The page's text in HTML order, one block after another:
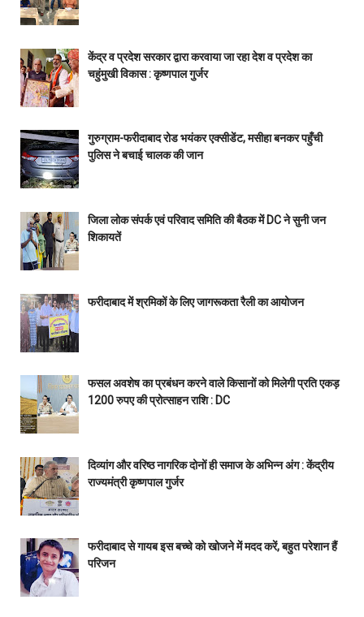
केंद्र व प्रदेश सरकार द्वारा करवाया जा रहा देश व प्रदेश का
चहुंमुखी विकास : कृष्णपाल गुर्जर
गुरुग्राम-फरीदाबाद रोड भयंकर एक्सीडेंट, मसीहा बनकर पहुँची
पुलिस ने बचाई चालक की जान
जिला लोक संपर्क एवं परिवाद समिति की बैठक में DC ने सुनी जन
शिकायतें
फरीदाबाद में श्रमिकों के लिए जागरूकता रैली का आयोजन
फसल अवशेष का प्रबंधन करने वाले किसानों को मिलेगी प्रति एकड़
1200 रुपए की प्रोत्साहन राशि : DC
दिव्यांग और वरिष्ठ नागरिक दोनों ही समाज के अभिन्न अंग : केंद्रीय
राज्यमंत्री कृष्णपाल गुर्जर
फरीदाबाद से गायब इस बच्चे को खोजने में मदद करें, बहुत परेशान हैं
परिजन